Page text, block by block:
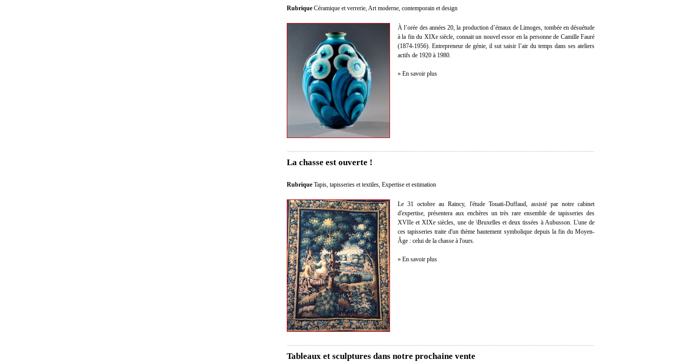
Rubrique Céramique et verrerie,Art moderne, contemporain et design
À l’orée des années 20, la production d’émaux de Limoges, tombée en désuétude
à la fin du XIXe siècle, connait un nouvel essor en la personne de Camille Fauré
(1874-1956). Entrepreneur de génie, il sut saisir l’air du temps dans ses ateliers
actifs de 1920 à 1980.
» En savoir plus
La chasse est ouverte !
Rubrique Tapis, tapisseries et textiles, Expertise et estimation
Le 31 octobre au Raincy, l'étude Touati-Duffaud, assisté par notre cabinet
d'expertise, présentera aux enchères un très rare ensemble de tapisseries des
XVIIe et XIXe siècles, une de \Bruxelles et deux tissées à Aubusson. L'une de
ces tapisseries traite d'un thème hautement symbolique depuis la fin du Moyen-
Âge : celui de la chasse à l'ours.
» En savoir plus
Tableaux et sculptures dans notre prochaine vente